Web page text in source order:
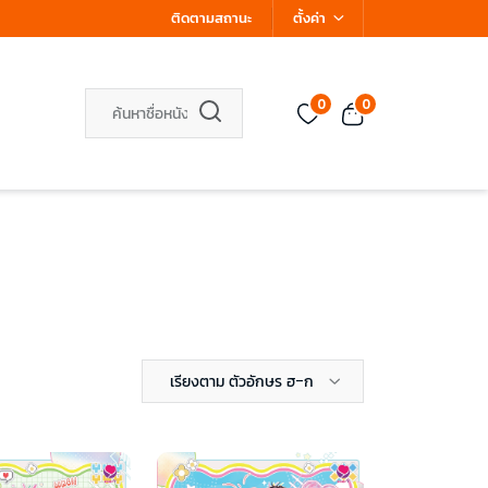
ติดตามสถานะ ตั้งค่า
0 0
เรียงตาม ตัวอักษร ฮ-ก